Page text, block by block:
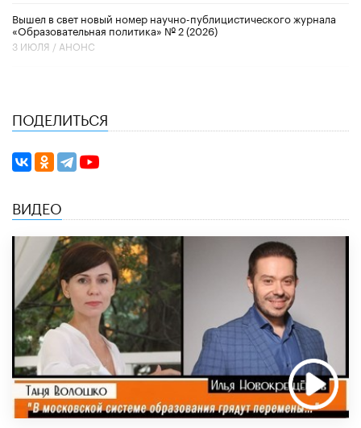
Вышел в свет новый номер научно-публицистического журнала
«Образовательная политика» № 2 (2026)
3 ИЮЛЯ / АНОНС
ПОДЕЛИТЬСЯ
ВИДЕО